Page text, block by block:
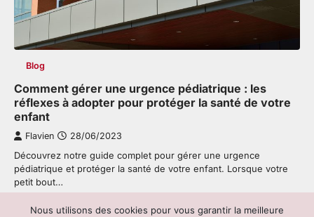
Blog
Comment gérer une urgence pédiatrique : les
réflexes à adopter pour protéger la santé de votre
enfant
Flavien 28/06/2023
Découvrez notre guide complet pour gérer une urgence
pédiatrique et protéger la santé de votre enfant. Lorsque votre
petit bout…
Nous utilisons des cookies pour vous garantir la meilleure